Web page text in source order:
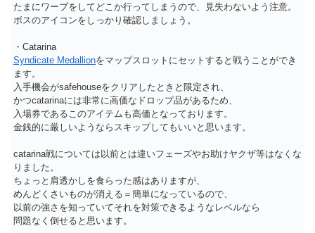
たまにワープをしてどこか行ってしまうので、見失わないよう注意。
ボスのアイコンをしっかり確認しましょう。
・Catarina
Syndicate Medallionをマップスロットにセットすると戦うことができ
ます。
入手機会がsafehouseをクリアしたときと限定され、
かつcatarinaには非常に高価なドロップ品があるため、
入場券であるこのアイテムも高価となっております。
金銭的に厳しいようならスキップしてもいいと思います。
catarina戦については以前とは違いフェーズやお助けヤクザ等はなくな
りました。
ちょっと肩透かしを食らった感はありますが、
めんどくさいものが消える＝簡単になっているので、
以前の強さを知っていてそれを対策できるようなレベルなら
問題なく倒せると思います。